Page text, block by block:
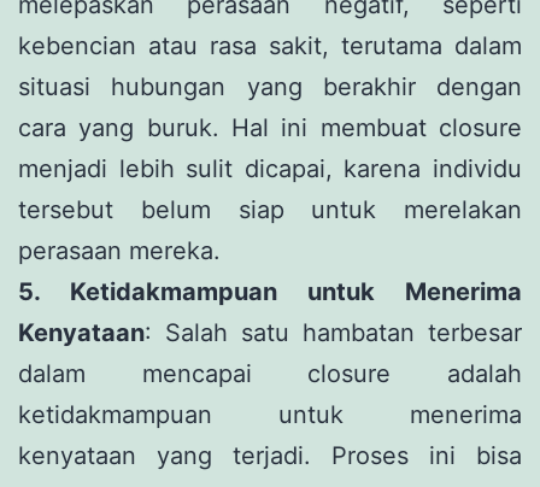
kebencian atau rasa sakit, terutama dalam
situasi hubungan yang berakhir dengan
cara yang buruk. Hal ini membuat closure
menjadi lebih sulit dicapai, karena individu
tersebut belum siap untuk merelakan
perasaan mereka.
5. Ketidakmampuan untuk Menerima
Kenyataan: Salah satu hambatan terbesar
dalam mencapai closure adalah
ketidakmampuan untuk menerima
kenyataan yang terjadi. Proses ini bisa